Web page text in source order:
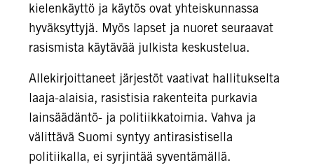
kielenkäyttö ja käytös ovat yhteiskunnassa
hyväksyttyjä. Myös lapset ja nuoret seuraavat
rasismista käytävää julkista keskustelua.
Allekirjoittaneet järjestöt vaativat hallitukselta
laaja-alaisia, rasistisia rakenteita purkavia
lainsäädäntö- ja politiikkatoimia. Vahva ja
välittävä Suomi syntyy antirasistisella
politiikalla, ei syrjintää syventämällä.